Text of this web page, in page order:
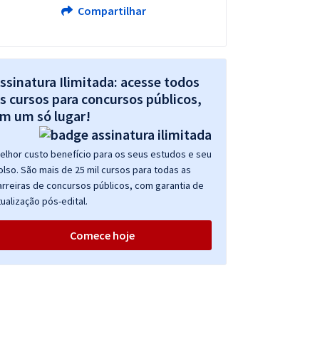
Compartilhar
Ilimitada: acesse todos
cursos para concursos públicos,
um só lugar!
custo benefício para os seus estudos e seu
São mais de 25 mil cursos para todas as
de concursos públicos, com garantia de
pós-edital.
Comece hoje